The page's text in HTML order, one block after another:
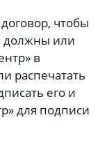
чтобы
должны или
в
распечатать
его и
для подписи